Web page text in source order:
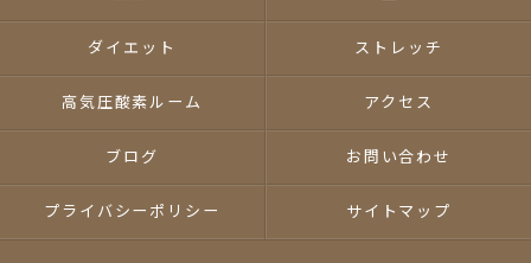
ダイエット ストレッチ
高気圧酸素ルーム アクセス
ブログ お問い合わせ
プライバシーポリシー サイトマップ